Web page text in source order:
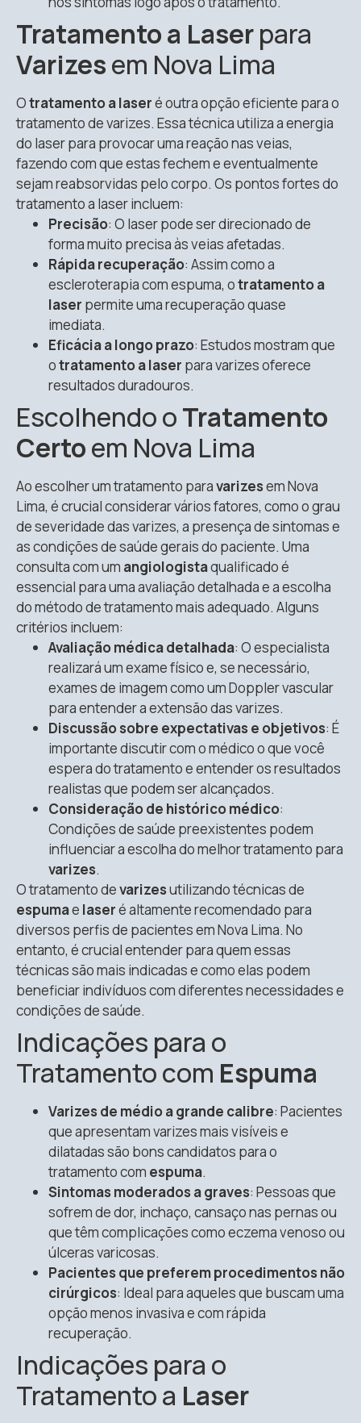
Tratamento a Laserpara
Varizesem Nova Lima
Otratamento a laseré outra opção eficiente para o
tratamento de varizes. Essa técnica utiliza a energia
do laser para provocar uma reação nas veias,
fazendo com que estas fechem e eventualmente
sejam reabsorvidas pelo corpo. Os pontos fortes do
tratamento a laser incluem:
Precisão: O laser pode ser direcionado de
forma muito precisa às veias afetadas.
Rápida recuperação: Assim como a
escleroterapia com espuma, otratamento a
laser permite uma recuperação quase
imediata.
Eficácia a longo prazo: Estudos mostram que
otratamento a laser para varizes oferece
resultados duradouros.
Escolhendo oTratamento
Certoem Nova Lima
Ao escolher um tratamento paravarizesem Nova
Lima, é crucial considerar vários fatores, como o grau
de severidade das varizes, a presença de sintomas e
as condições de saúde gerais do paciente. Uma
consulta com um angiologistaqualificado é
essencial para uma avaliação detalhada e a escolha
do método de tratamento mais adequado. Alguns
critérios incluem:
Avaliação médica detalhada: O especialista
realizará um exame físico e, se necessário,
exames de imagem como um Doppler vascular
para entender a extensão das varizes.
Discussão sobre expectativas e objetivos: É
importante discutir com o médico o que você
espera do tratamento e entender os resultados
realistas que podem ser alcançados.
Consideração de histórico médico:
Condições de saúde preexistentes podem
influenciar a escolha do melhor tratamento para
varizes.
O tratamento devarizesutilizando técnicas de
espumae laseré altamente recomendado para
diversos perfis de pacientes em Nova Lima. No
entanto, é crucial entender para quem essas
técnicas são mais indicadas e como elas podem
beneficiar indivíduos com diferentes necessidades e
condições de saúde.
Indicações para o
Tratamento com Espuma
Varizes de médio a grande calibre: Pacientes
que apresentam varizes mais visíveis e
dilatadas são bons candidatos para o
tratamento com espuma.
Sintomas moderados a graves: Pessoas que
sofrem de dor, inchaço, cansaço nas pernas ou
que têm complicações como eczema venoso ou
úlceras varicosas.
Pacientes que preferem procedimentos não
cirúrgicos: Ideal para aqueles que buscam uma
opção menos invasiva e com rápida
recuperação.
Indicações para o
Tratamento a Laser